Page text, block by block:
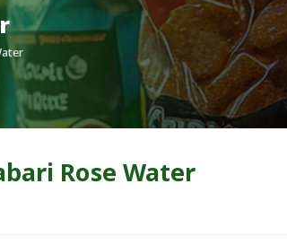
Rose Water